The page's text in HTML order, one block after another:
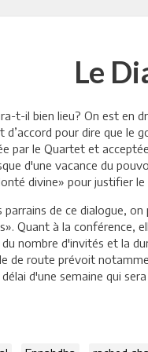
Le
t-il bien lieu? On est en
d’accord pour dire que le
par le Quartet et
d'une vacance du
divine» pour justifier
parrains de ce dialogue,
Quant à la conférence,
nombre d'invités et la
de route prévoit
d'une semaine qui